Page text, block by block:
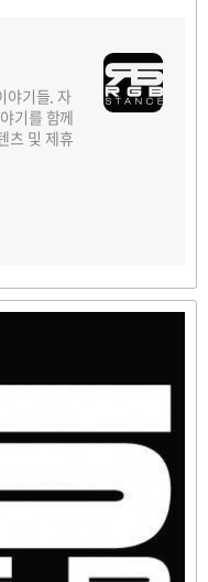
야기들. 자
기를 함께
및 제휴